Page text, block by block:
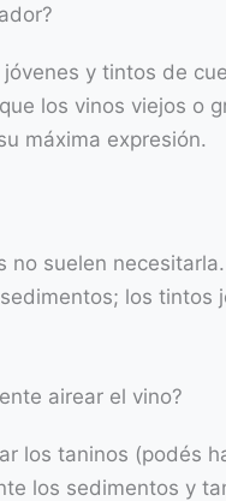
y tintos de
los vinos viejos o
máxima expresión.
no suelen
los tintos
airear el vino?
los taninos (podés
los sedimentos y